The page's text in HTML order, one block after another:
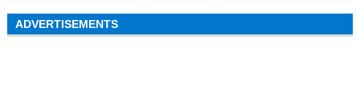
ADVERTISEMENTS